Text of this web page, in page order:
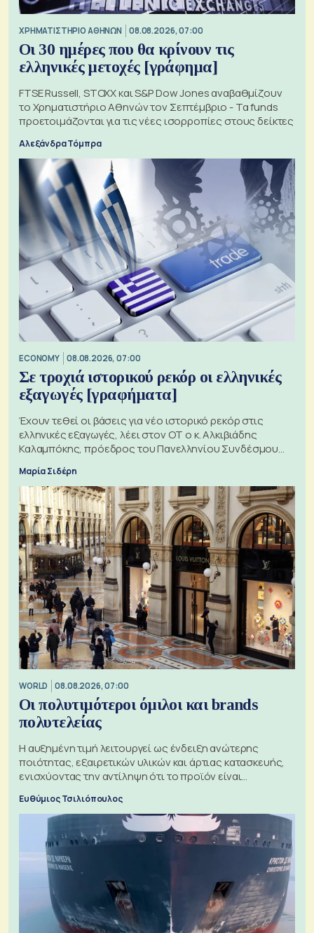
XΡΗΜΑΤΙΣΤΗΡΙΟ ΑΘΗΝΩΝ 08.08.2026, 07:00
Οι 30 ημέρες που θα κρίνουν τις
ελληνικές μετοχές [γράφημα]
FTSE Russell, STOXX και S&P Dow Jones αναβαθμίζουν
το Χρηματιστήριο Αθηνών τον Σεπτέμβριο - Τα funds
προετοιμάζονται για τις νέες ισορροπίες στους δείκτες
Αλεξάνδρα Τόμπρα
ECONOMY 08.08.2026, 07:00
Σε τροχιά ιστορικού ρεκόρ οι ελληνικές
εξαγωγές [γραφήματα]
Έχουν τεθεί οι βάσεις για νέο ιστορικό ρεκόρ στις
ελληνικές εξαγωγές, λέει στον ΟΤ ο κ. Αλκιβιάδης
Καλαμπόκης, πρόεδρος του Πανελληνίου Συνδέσμου
Μαρία Σιδέρη
WORLD 08.08.2026, 07:00
Οι πολυτιμότεροι όμιλοι και brands
πολυτελείας
Η αυξημένη τιμή λειτουργεί ως ένδειξη ανώτερης
ποιότητας, εξαιρετικών υλικών και άρτιας κατασκευής,
ενισχύοντας την αντίληψη ότι το προϊόν είναι
Ευθύμιος Τσιλιόπουλος